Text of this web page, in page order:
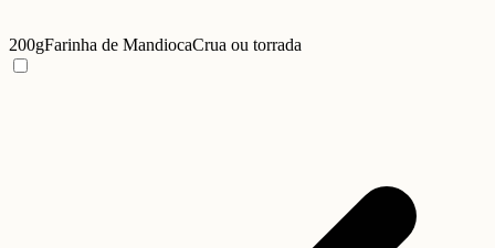
200gFarinha de MandiocaCrua ou torrada